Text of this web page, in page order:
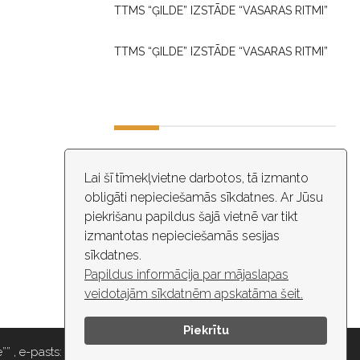
Lai šī tīmekļvietne darbotos, tā izmanto
obligāti nepieciešamās sīkdatnes. Ar Jūsu
piekrišanu papildus šajā vietnē var tikt
izmantotas nepieciešamās sesijas
sīkdatnes.
Papildus informācija par mājaslapas
veidotajām sīkdatnēm apskatāma šeit.
Piekrītu
TTMS “ĢILDE” IZSTĀDE “VASARAS RITMI”
TTMS “ĢILDE” IZSTĀDE “VASARAS RITMI”
DARBA LAIKS
10:00 - 18:30
ĒKĀ NOTIEK VIDEO NOVĒROŠANA
e-pasts: maza.gilde@riga.lv, tālr: 67037418